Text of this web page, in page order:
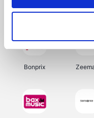
My Jewellery Tennis
Bonprix